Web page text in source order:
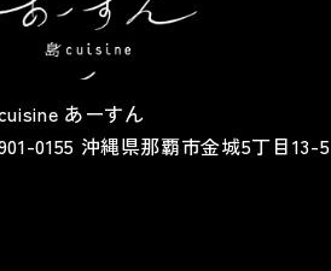
あーすん
0155 沖縄県那覇市金城5丁目13-5